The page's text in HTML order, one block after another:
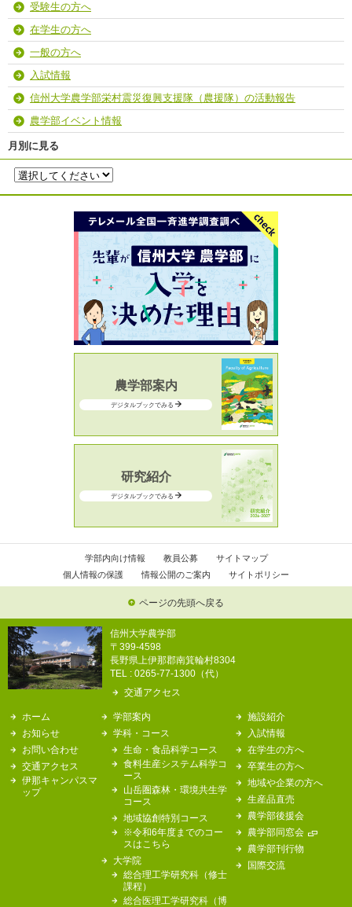
受験生の方へ
在学生の方へ
一般の方へ
入試情報
信州大学農学部栄村震災復興支援隊（農援隊）の活動報告
農学部イベント情報
月別に見る
農学部案内
デジタルブックでみる
研究紹介
デジタルブックでみる
学部内向け情報 教員公募
サイトマップ
個人情報の保護
情報公開のご案内 サイトポリシー
ページの先頭へ戻る
信州大学農学部
〒399-4598
長野県上伊那郡南箕輪村8304
TEL : 0265-77-1300（代）
交通アクセス
ホーム
お知らせ
お問い合わせ
交通アクセス
伊那キャンパスマ
ップ
学部案内
学科・コース
生命・食品科学コース
食料生産システム科学コ
ース
山岳圏森林・環境共生学
コース
地域協創特別コース
※令和6年度までのコー
スはこちら
大学院
総合理工学研究科（修士
課程）
総合医理工学研究科（博
施設紹介
入試情報
在学生の方へ
卒業生の方へ
地域や企業の方へ
生産品直売
農学部後援会
農学部同窓会
農学部刊行物
国際交流